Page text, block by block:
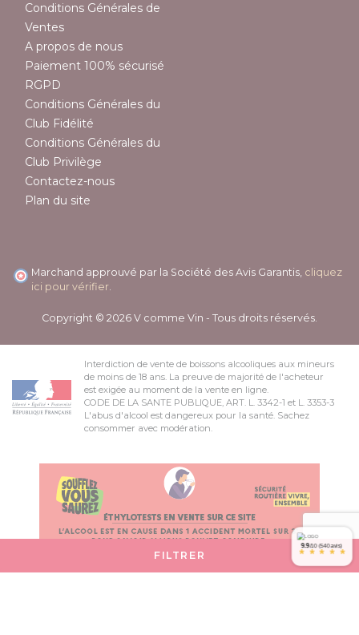
FILTRER
Conditions Générales de
Ventes
A propos de nous
Paiement 100% sécurisé
RGPD
Conditions Générales du
Club Fidélité
Conditions Générales du
Club Privilège
Contactez-nous
Plan du site
Marchand approuvé par la Société des Avis Garantis, cliquez
ici pour vérifier.
Copyright © 2026 V comme Vin - Tous droits réservés.
Interdiction de vente de boissons alcooliques aux mineurs
de moins de 18 ans. La preuve de majorité de l'acheteur
est exigée au moment de la vente en ligne.
CODE DE LA SANTE PUBLIQUE, ART. L. 3342-1 et L. 3353-3
L'abus d'alcool est dangereux pour la santé. Sachez
consommer avec modération.
9.9/10 (540 avis)
* * * * *